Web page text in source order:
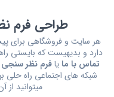
طراحی فرم
هر سایت و فروشگاهی برای
دارد و بدیهیست که بایستی
تماس با ما یافرم نظر سنجی
شبکه های اجتماعی راه حلی
میتوانید از